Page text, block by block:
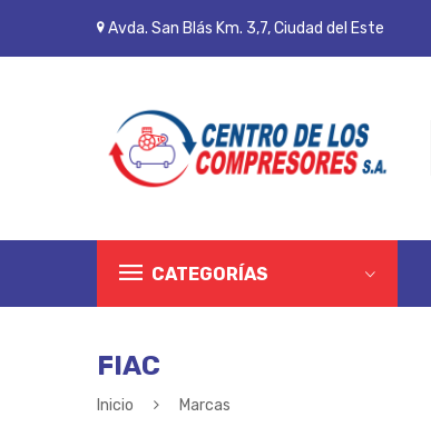
Avda. San Blás Km. 3,7, Ciudad del Este
CATEGORÍAS
FIAC
Inicio Marcas